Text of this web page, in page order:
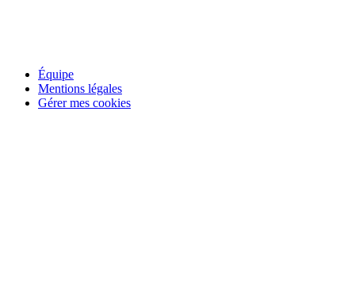
Équipe
Mentions légales
Gérer mes cookies